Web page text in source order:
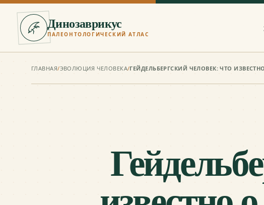
Динозаврикус
ПАЛЕОНТОЛОГИЧЕСКИЙ АТЛАС
ГЛАВНАЯ/ЭВОЛЮЦИЯ ЧЕЛОВЕКА/